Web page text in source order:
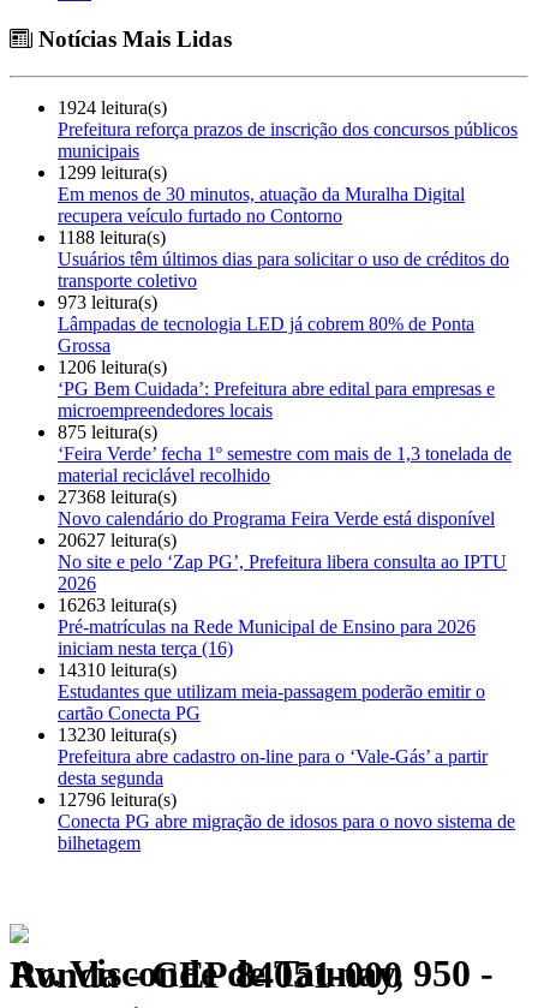
Notícias Mais Lidas
1924 leitura(s)
Prefeitura reforça prazos de inscrição dos concursos públicos
municipais
1299 leitura(s)
Em menos de 30 minutos, atuação da Muralha Digital
recupera veículo furtado no Contorno
1188 leitura(s)
Usuários têm últimos dias para solicitar o uso de créditos do
transporte coletivo
973 leitura(s)
Lâmpadas de tecnologia LED já cobrem 80% de Ponta
Grossa
1206 leitura(s)
‘PG Bem Cuidada’: Prefeitura abre edital para empresas e
microempreendedores locais
875 leitura(s)
‘Feira Verde’ fecha 1º semestre com mais de 1,3 tonelada de
material reciclável recolhido
27368 leitura(s)
Novo calendário do Programa Feira Verde está disponível
20627 leitura(s)
No site e pelo ‘Zap PG’, Prefeitura libera consulta ao IPTU
2026
16263 leitura(s)
Pré-matrículas na Rede Municipal de Ensino para 2026
iniciam nesta terça (16)
14310 leitura(s)
Estudantes que utilizam meia-passagem poderão emitir o
cartão Conecta PG
13230 leitura(s)
Prefeitura abre cadastro on-line para o ‘Vale-Gás’ a partir
desta segunda
12796 leitura(s)
Conecta PG abre migração de idosos para o novo sistema de
bilhetagem
Av. Visconde de Taunay, 950 - Ronda - CEP 84051-000
Política de Privacidade.